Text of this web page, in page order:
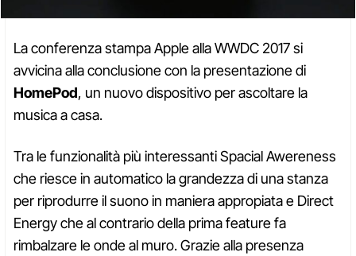
La conferenza stampa Apple alla WWDC 2017 si
avvicina alla conclusione con la presentazione di
HomePod, un nuovo dispositivo per ascoltare la
musica a casa.
Tra le funzionalità più interessanti Spacial Awereness
che riesce in automatico la grandezza di una stanza
per riprodurre il suono in maniera appropiata e Direct
Energy che al contrario della prima feature fa
rimbalzare le onde al muro. Grazie alla presenza